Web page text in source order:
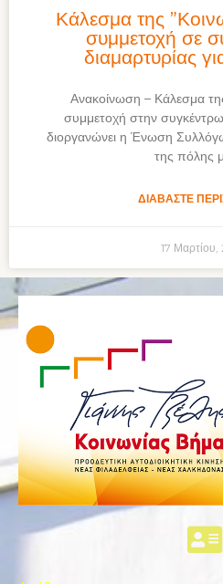
Κάλεσμα της
συμμετοχή σε
διαμαρτυρίας
Ανακοίνωση – Κάλεσμα
συμμετοχή στην
διοργανώνει η Ένωση
της πόλης
ΔΙΑΒΆΣΤΕ
17